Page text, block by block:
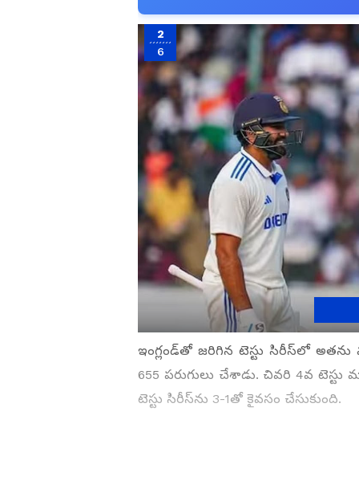
2
6
ఇంగ్లండ్‌తో జరిగిన టెస్టు సిరీస్‌లో అతను
655 పరుగులు చేశాడు. చివరి 4వ
టెస్టు సిరీస్‌ను 3-1తో కైవసం చేసుకుంది.